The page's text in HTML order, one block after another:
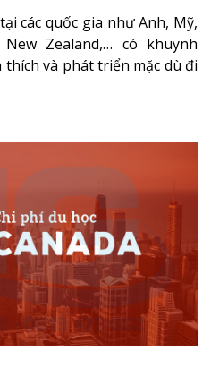
các quốc gia như Anh, Mỹ,
New Zealand,… có khuynh
và phát triển mặc dù đi